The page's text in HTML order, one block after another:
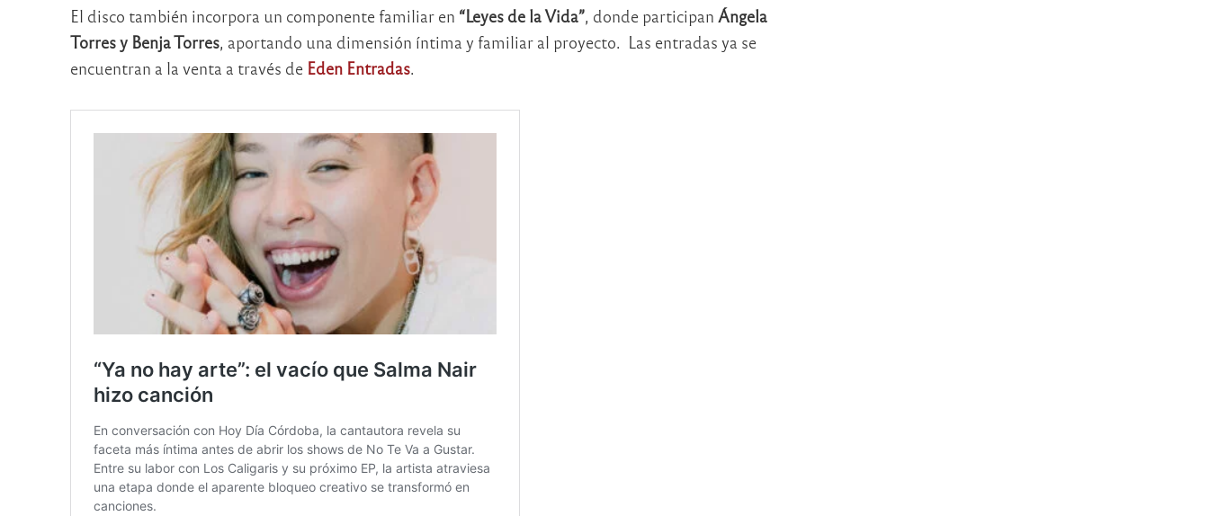
El disco también incorpora un componente familiar en “Leyes de la Vida”, donde participan Ángela
Torres y Benja Torres, aportando una dimensión íntima y familiar al proyecto. Las entradas ya se
encuentran a la venta a través de Eden Entradas.